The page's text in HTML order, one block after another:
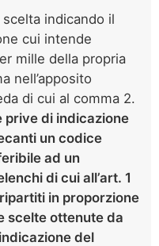
indicando il
cui intende
mille della propria
nell’apposito
di cui al comma 2.
prive di indicazione
un codice
ad un
di cui all’art. 1
in proporzione
scelte ottenute da
del